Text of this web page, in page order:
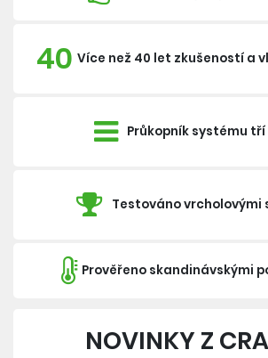
40 Více než 40 let zkušeností a
Průkopník systému
Testováno vrcholovými
Prověřeno skandinávskými
NOVINKY Z